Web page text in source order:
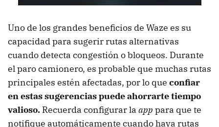
Uno de los grandes beneficios de Waze es su
capacidad para sugerir rutas alternativas
cuando detecta congestión o bloqueos. Durante
el paro camionero, es probable que muchas rutas
principales estén afectadas, por lo que confiar
en estas sugerencias puede ahorrarte tiempo
valioso. Recuerda configurar la app para que te
notifique automáticamente cuando haya rutas